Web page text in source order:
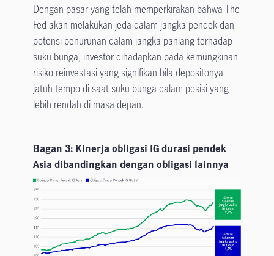
Dengan pasar yang telah memperkirakan bahwa The
Fed akan melakukan jeda dalam jangka pendek dan
potensi penurunan dalam jangka panjang terhadap
suku bunga, investor dihadapkan pada kemungkinan
risiko reinvestasi yang signifikan bila depositonya
jatuh tempo di saat suku bunga dalam posisi yang
lebih rendah di masa depan.
Bagan 3: Kinerja obligasi IG durasi pendek
Asia dibandingkan dengan obligasi lainnya